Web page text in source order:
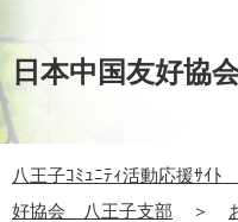
日本中国友好協
八王子ｺﾐｭﾆﾃｨ活動応援ｻｲﾄ
好協会 八王子支部
＞